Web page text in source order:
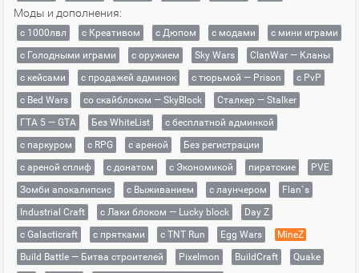
Моды и дополнения:
с 1000лвл c Креативом с Дюпом с модами
с мини играми
с Голодными играми
с оружием Sky Wars
ClanWar — Кланы
с кейсами
с продажей админок с тюрьмой — Prison
с PvP
с Bed Wars
со скайблоком — SkyBlock
Сталкер — Stalker
ГТА 5 — GTA
Без WhiteList
с бесплатной админкой
с паркуром
с RPG с ареной
Без регистрации
с ареной сплиф
с донатом с Экономикой пиратские
PVE
Зомби апокалипсис
с Выживанием с лаунчером
Flan`s
Industrial Craft
с Лаки блоком — Lucky block
Day Z
с Galacticraft
с прятками с TNT Run Egg Wars
MineZ
Build Battle — Битва строителей
Pixelmon BuildCraft
Quake